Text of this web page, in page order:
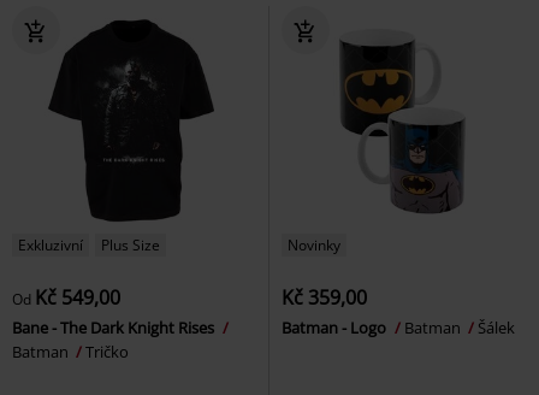
Exkluzivní Plus Size
Od Kč 549,00
Bane - The Dark Knight Rises
Batman
Tričko
Novinky
Kč 359,00
Batman - Logo Batman Šálek